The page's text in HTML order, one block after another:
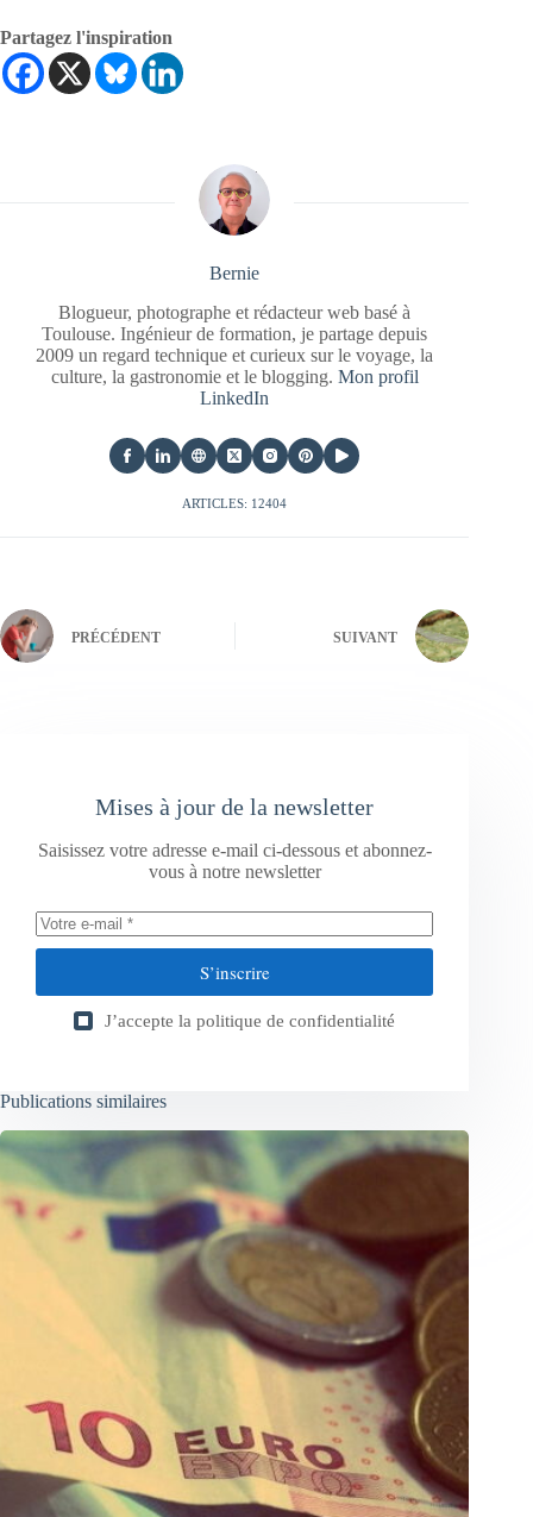
Partagez l'inspiration
Bernie
Blogueur, photographe et rédacteur web basé à
Toulouse. Ingénieur de formation, je partage depuis
2009 un regard technique et curieux sur le voyage, la
culture, la gastronomie et le blogging. Mon profil
LinkedIn
ARTICLES: 12404
PRÉCÉDENT SUIVANT
Mises à jour de la newsletter
Saisissez votre adresse e-mail ci-dessous et abonnez-
vous à notre newsletter
S’inscrire
J’accepte la politique de confidentialité
Publications similaires